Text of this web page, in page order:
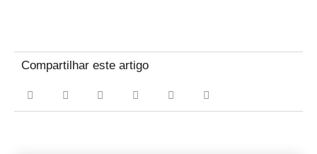
Compartilhar este artigo